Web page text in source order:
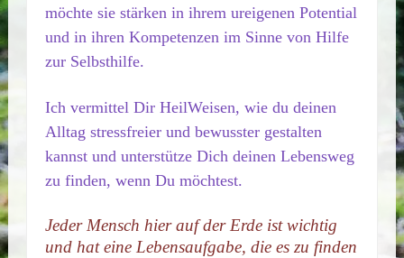
möchte sie stärken in ihrem ureigenen Potential
und in ihren Kompetenzen im Sinne von Hilfe
zur Selbsthilfe.
Ich vermittel Dir HeilWeisen, wie du deinen
Alltag stressfreier und bewusster gestalten
kannst und unterstütze Dich deinen Lebensweg
zu finden, wenn Du möchtest.
Jeder Mensch hier auf der Erde ist wichtig
und hat eine Lebensaufgabe, die es zu finden